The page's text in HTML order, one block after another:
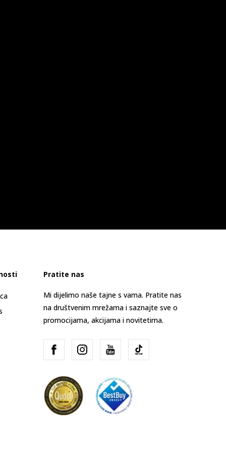
Pratite nas
Mi dijelimo naše tajne s vama. Pratite nas
na društvenim mrežama i saznajte sve o
promocijama, akcijama i novitetima.